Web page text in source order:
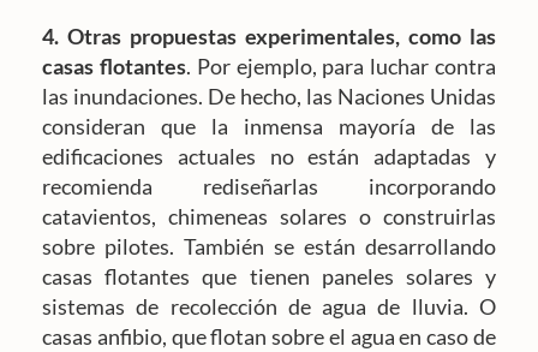
4. Otras propuestas experimentales, como las
casas flotantes. Por ejemplo, para luchar contra
las inundaciones. De hecho, las Naciones Unidas
consideran que la inmensa mayoría de las
edificaciones actuales no están adaptadas y
recomienda rediseñarlas incorporando
catavientos, chimeneas solares o construirlas
sobre pilotes. También se están desarrollando
casas flotantes que tienen paneles solares y
sistemas de recolección de agua de lluvia. O
casas anfibio, que flotan sobre el agua en caso de